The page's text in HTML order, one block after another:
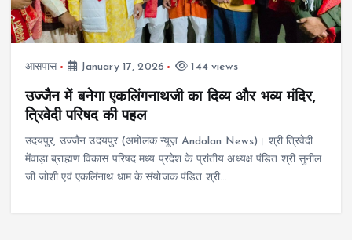
आसपास January 17, 2026 144 views
उज्जैन में बनेगा एकलिंगनाथजी का दिव्य और भव्य मंदिर,
त्रिवेदी परिषद की पहल
उदयपुर, उज्जैन उदयपुर (अमोलक न्यूज़ Andolan News)। श्री त्रिवेदी
मेंवाड़ा ब्राह्मण विकास परिषद मध्य प्रदेश के प्रांतीय अध्यक्ष पंडित श्री सुनील
जी जोशी एवं एकलिंनाथ धाम के संयोजक पंडित श्री…